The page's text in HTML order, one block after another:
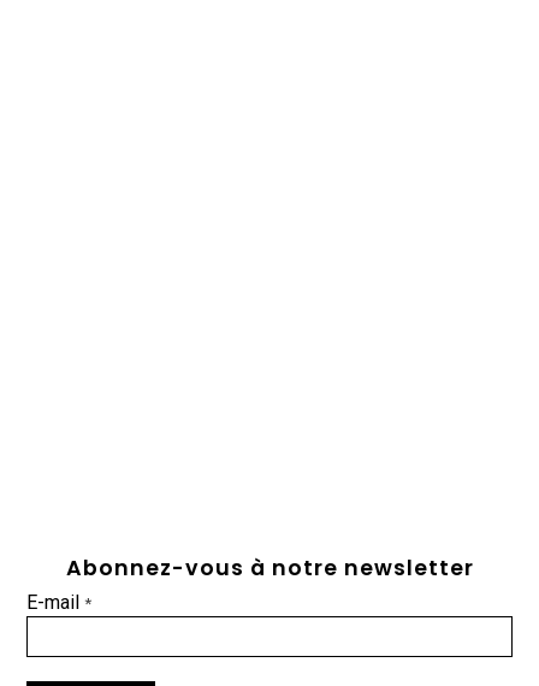
Abonnez-vous à notre newsletter
E-mail*